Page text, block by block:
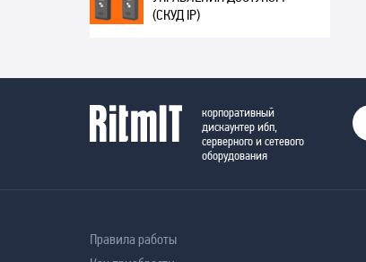
(СКУД IP)
корпоративный
дискаунтер ибп,
серверного и сетевого
оборудования
Правила работы